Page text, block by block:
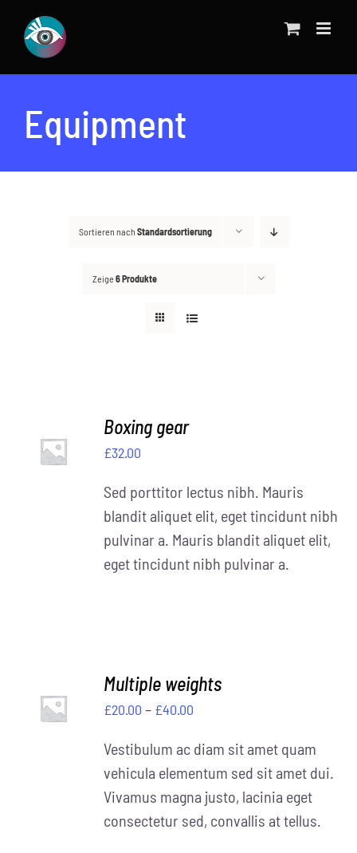
Inhalt
springen
Equipment
Sortieren nach Standardsortierung
Zeige 6 Produkte
DETAILS
Boxing gear
£32.00
Sed porttitor lectus nibh. Mauris
blandit aliquet elit, eget tincidunt nibh
pulvinar a. Mauris blandit aliquet elit,
eget tincidunt nibh pulvinar a.
DETAILS
Multiple weights
£20.00 – £40.00
bis
£40.00
Vestibulum ac diam sit amet quam
vehicula elementum sed sit amet dui.
Vivamus magna justo, lacinia eget
consectetur sed, convallis at tellus.